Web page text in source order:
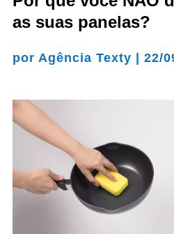
as suas panelas?
por Agência Texty | 22/